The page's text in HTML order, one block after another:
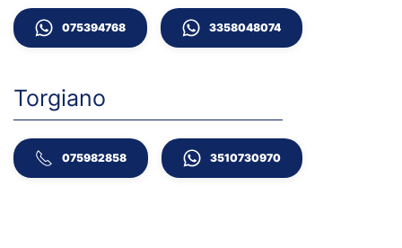
075394768 3358048074
Torgiano
075982858 3510730970